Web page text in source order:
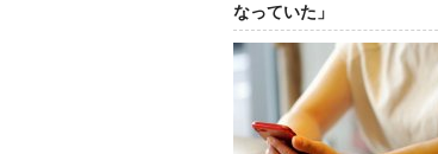
なっていた」